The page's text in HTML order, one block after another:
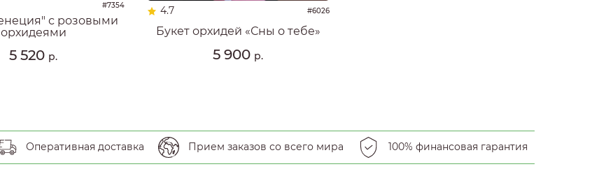
#7354
с розовыми
орхидеями
5 520 р.
4.7 #6026
Букет орхидей «Сны о тебе»
5 900 р.
Оперативная доставка Прием заказов со всего мира 100% финансовая гарантия